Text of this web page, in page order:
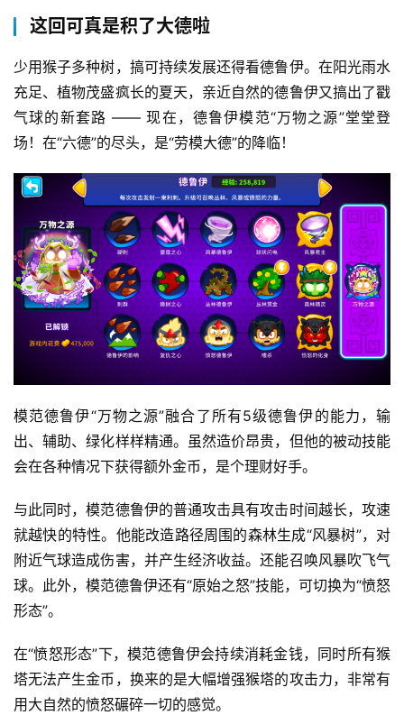
这回可真是积了大德啦
少用猴子多种树，搞可持续发展还得看德鲁伊。在阳光雨水
充足、植物茂盛疯长的夏天，亲近自然的德鲁伊又搞出了戳
气球的新套路 —— 现在，德鲁伊模范“万物之源”堂堂登
场！在“六德”的尽头，是“劳模大德”的降临！
模范德鲁伊“万物之源”融合了所有5级德鲁伊的能力，输
出、辅助、绿化样样精通。虽然造价昂贵，但他的被动技能
会在各种情况下获得额外金币，是个理财好手。
与此同时，模范德鲁伊的普通攻击具有攻击时间越长，攻速
就越快的特性。他能改造路径周围的森林生成“风暴树”，对
附近气球造成伤害，并产生经济收益。还能召唤风暴吹飞气
球。此外，模范德鲁伊还有“原始之怒”技能，可切换为“愤怒
形态”。
在“愤怒形态”下，模范德鲁伊会持续消耗金钱，同时所有猴
塔无法产生金币，换来的是大幅增强猴塔的攻击力，非常有
用大自然的愤怒碾碎一切的感觉。